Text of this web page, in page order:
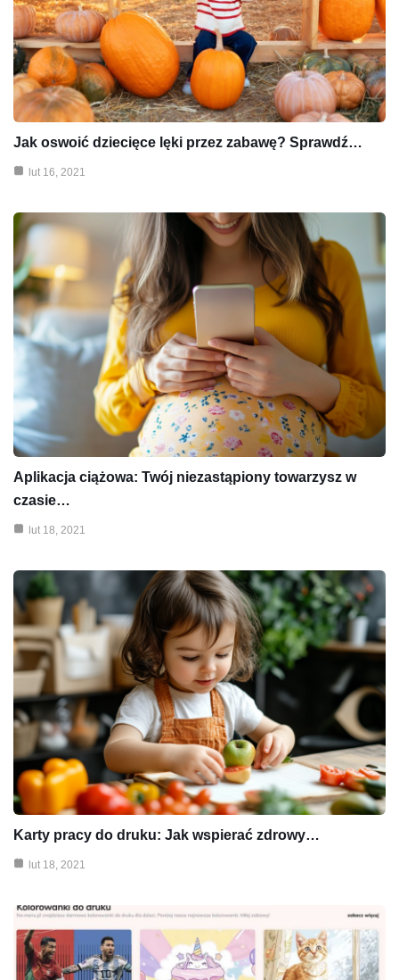
Jak oswoić dziecięce lęki przez zabawę? Sprawdź…
lut 16, 2021
Aplikacja ciążowa: Twój niezastąpiony towarzysz w
czasie…
lut 18, 2021
Karty pracy do druku: Jak wspierać zdrowy…
lut 18, 2021